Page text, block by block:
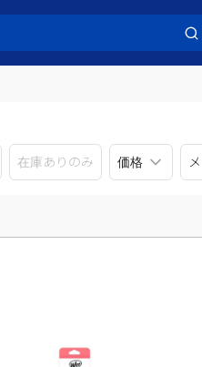
在庫ありのみ 価格